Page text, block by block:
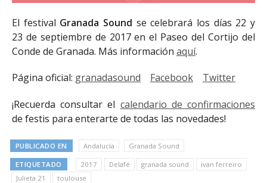
El festival Granada Sound se celebrará los días 22 y
23 de septiembre de 2017 en el Paseo del Cortijo del
Conde de Granada. Más información aquí.
Página oficial: granadasound Facebook Twitter
¡Recuerda consultar el calendario de confirmaciones
de festis para enterarte de todas las novedades!
PUBLICADO EN Andalucía Granada Sound
ETIQUETADO 2017 Delafé granada sound
ivan ferreiro
Julieta 21
toulouse